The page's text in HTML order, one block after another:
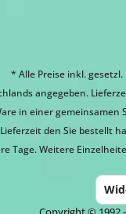
* Alle Preise inkl.
angegeben.
in einer
den Sie bestellt
Tage. Weitere